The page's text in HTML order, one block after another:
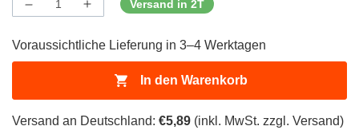
Menge
Menge
verringern
ProductDrop
Menge
erhöhen
ProductDrop
Versand in 2T
Voraussichtliche Lieferung in 3–4 Werktagen
In den Warenkorb
Versand an Deutschland: €5,89 (inkl. MwSt. zzgl. Versand)